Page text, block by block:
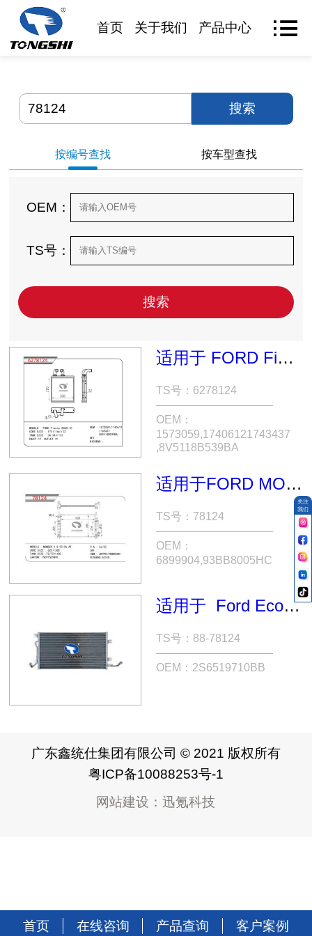
首页 关于我们 产品中心 产品查
搜索
按编号查找 按车型查找
OEM：
TS号：
搜索
适用于 FORD Fiesta 2008-10 OEM:1573059,17406121743437 ,8V5118B539BA
TS号：6278124
OEM：
1573059,17406121743437
,8V5118B539BA
适用于FORD MONDEO 1.8 OEM:6899904/93BB8005HC
TS号：78124
OEM：
6899904,93BB8005HC
适用于 Ford Ecosport 04-11/Fiesta 04-11 冷凝器
TS号：88-78124
OEM：2S6519710BB
广东鑫统仕集团有限公司 © 2021 版权所有
粤ICP备10088253号-1
网站建设 ：迅氪科技
首页 在线咨询 产品查询 客户案例
关注
我们